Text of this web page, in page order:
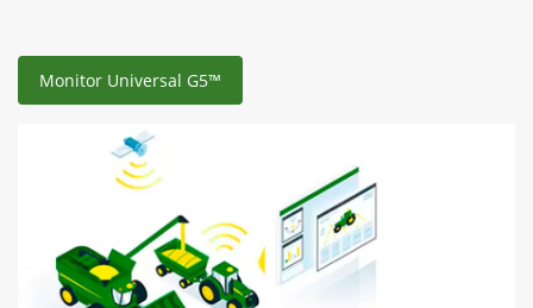
Monitor Universal G5™